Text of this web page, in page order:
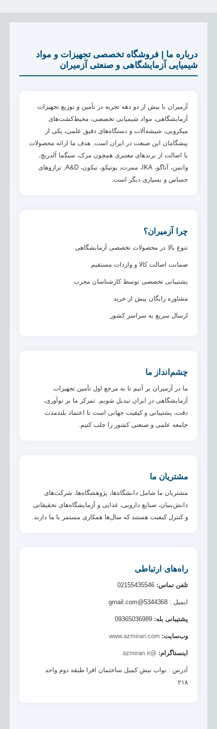
درباره ما | فروشگاه تخصصی تجهیزات و مواد
شیمیایی آزمایشگاهی و صنعتی آزمیران
آزمیران با بیش از دو دهه تجربه در تأمین و توزیع تجهیزات
آزمایشگاهی، مواد شیمیایی تخصصی، محیط‌کشت‌های
میکروبی، شیشه‌آلات و دستگاه‌های دقیق علمی، یکی از
پیشگامان این صنعت در ایران است. هدف ما ارائه محصولات
با اصالت از برندهای معتبری همچون مرک، سیگما آلدریچ،
واتمن، آتاگو، IKA، ممرت٫ یونیکو، نیکون، A&D, ترازوهای
حساس و بسیاری دیگر است.
چرا آزمیران؟
تنوع بالا در محصولات تخصصی آزمایشگاهی
ضمانت اصالت کالا و واردات مستقیم
پشتیبانی تخصصی توسط کارشناسان مجرب
مشاوره رایگان پیش از خرید
ارسال سریع به سراسر کشور
چشم‌انداز ما
ما در آزمیران بر آنیم تا به مرجع اول تأمین تجهیزات
آزمایشگاهی در ایران تبدیل شویم. تمرکز ما بر نوآوری،
دقت، پشتیبانی و کیفیت جهانی است تا اعتماد بلندمدت
جامعه علمی و صنعتی کشور را جلب کنیم.
مشتریان ما
مشتریان ما شامل دانشگاه‌ها، پژوهشگاه‌ها، شرکت‌های
دانش‌بنیان، صنایع دارویی، غذایی و آزمایشگاه‌های تحقیقاتی
و کنترل کیفیت هستند که سال‌ها همکاری مستمر با ما دارند.
راه‌های ارتباطی
تلفن تماس:
ایمیل : 5344368@gmail.com
پشتیبانی بله:
وب‌سایت: www.azmiran.com
اینستاگرام: @azmiran.ir
آدرس : نواب نبش کمیل ساختمان افرا طبقه دوم واحد
۲۱۸